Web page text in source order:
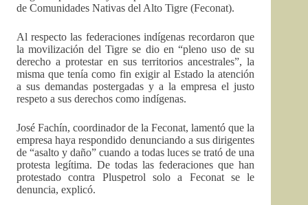
de Comunidades Nativas del Alto Tigre (Feconat).
Al respecto las federaciones indígenas recordaron que
la movilización del Tigre se dio en “pleno uso de su
derecho a protestar en sus territorios ancestrales”, la
misma que tenía como fin exigir al Estado la atención
a sus demandas postergadas y a la empresa el justo
respeto a sus derechos como indígenas.
José Fachín, coordinador de la Feconat, lamentó que la
empresa haya respondido denunciando a sus dirigentes
de “asalto y daño” cuando a todas luces se trató de una
protesta legítima. De todas las federaciones que han
protestado contra Pluspetrol solo a Feconat se le
denuncia, explicó.